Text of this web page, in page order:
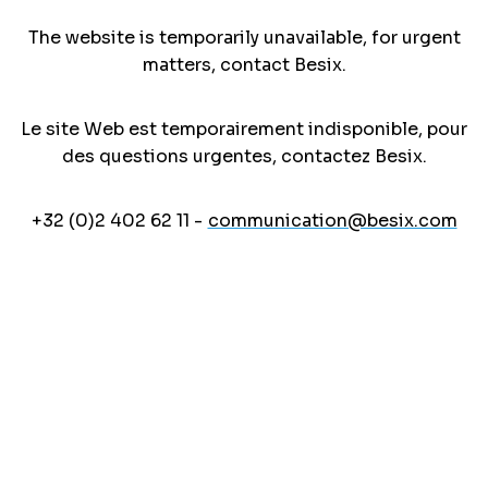
The website is temporarily unavailable, for urgent
matters, contact Besix.
Le site Web est temporairement indisponible, pour
des questions urgentes, contactez Besix.
+32 (0)2 402 62 11 - communication@besix.com